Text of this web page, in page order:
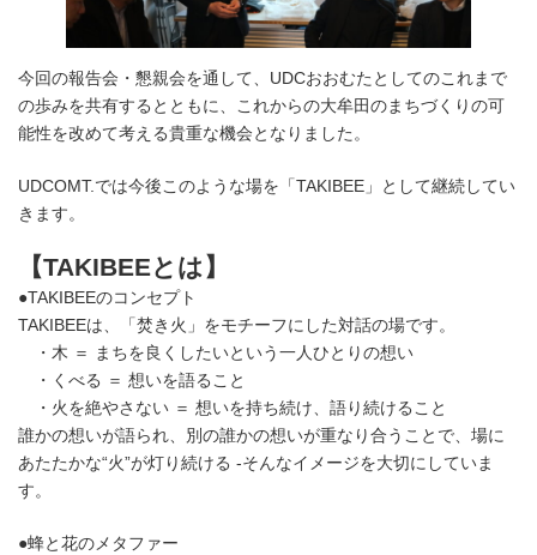
今回の報告会・懇親会を通して、UDCおおむたとしてのこれまで
の歩みを共有するとともに、これからの大牟田のまちづくりの可
能性を改めて考える貴重な機会となりました。
UDCOMT.では今後このような場を「TAKIBEE」として継続してい
きます。
【TAKIBEEとは】
●TAKIBEEのコンセプト
TAKIBEEは、「焚き火」をモチーフにした対話の場です。
・木 ＝ まちを良くしたいという一人ひとりの想い
・くべる ＝ 想いを語ること
・火を絶やさない ＝ 想いを持ち続け、語り続けること
誰かの想いが語られ、別の誰かの想いが重なり合うことで、場に
あたたかな“火”が灯り続ける -そんなイメージを大切にしていま
す。
●蜂と花のメタファー